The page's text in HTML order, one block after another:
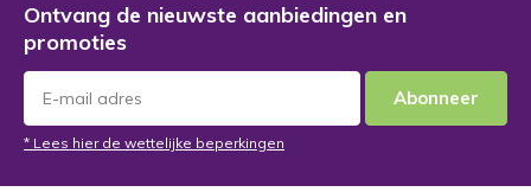
Ontvang de nieuwste aanbiedingen en
promoties
Abonneer
* Lees hier de wettelijke beperkingen